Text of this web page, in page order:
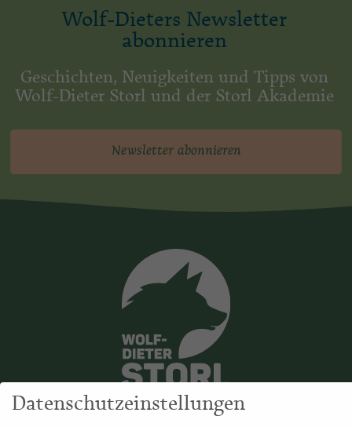
Wolf-Dieters Newsletter
abonnieren
Geschichten, Neuigkeiten und Tipps von
Wolf-Dieter Storl und der Storl Akademie
Newsletter abonnieren
Datenschutzeinstellungen